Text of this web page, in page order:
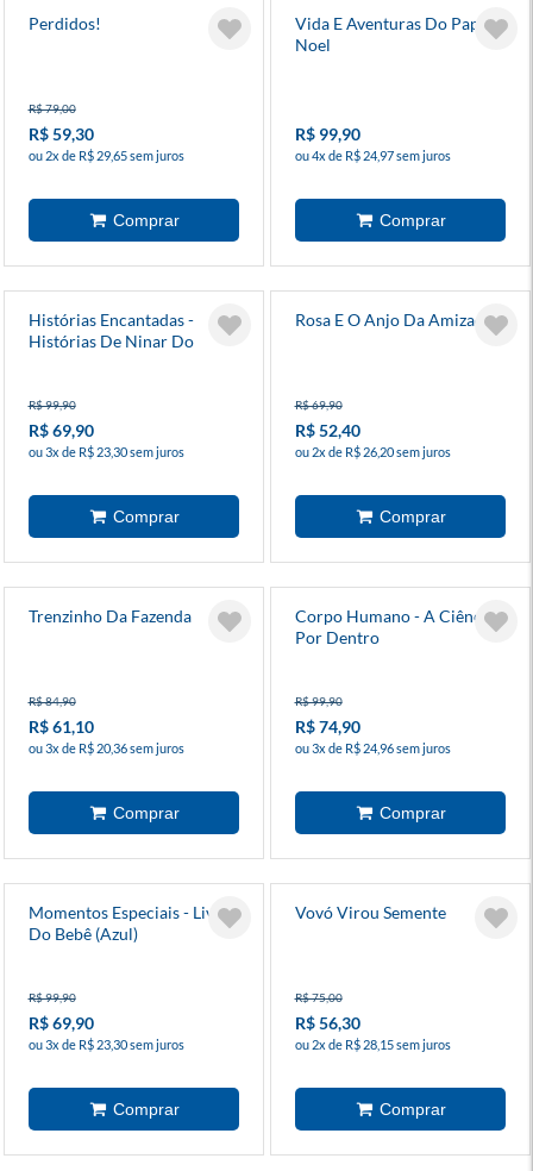
Perdidos!
R$ 79,00
R$ 59,30
ou 2x de R$ 29,65 sem juros
Vida E Aventuras Do Papai
Noel
R$ 99,90
ou 4x de R$ 24,97 sem juros
Histórias Encantadas -
Histórias De Ninar Do
R$ 99,90
R$ 69,90
ou 3x de R$ 23,30 sem juros
Rosa E O Anjo Da Amizade
R$ 69,90
R$ 52,40
ou 2x de R$ 26,20 sem juros
Trenzinho Da Fazenda
R$ 84,90
R$ 61,10
ou 3x de R$ 20,36 sem juros
Corpo Humano - A Ciência
Por Dentro
R$ 99,90
R$ 74,90
ou 3x de R$ 24,96 sem juros
Momentos Especiais - Livro
Do Bebê (Azul)
R$ 99,90
R$ 69,90
ou 3x de R$ 23,30 sem juros
Vovó Virou Semente
R$ 75,00
R$ 56,30
ou 2x de R$ 28,15 sem juros